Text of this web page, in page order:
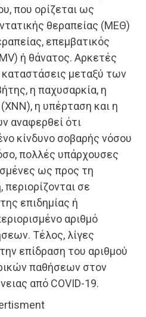
που ορίζεται ως
θεραπείας (ΜΕΘ)
επεμβατικός
ή θάνατος. Αρκετές
καταστάσεις μεταξύ των
η παχυσαρκία, η
η υπέρταση και η
αναφερθεί ότι
κίνδυνο σοβαρής νόσου
πολλές υπάρχουσες
ως προς τη
σε
επιδημίας ή
αριθμό
Τέλος, λίγες
επίδραση του αριθμού
παθήσεων στον
από COVID-19.